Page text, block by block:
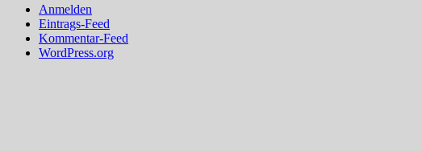
Anmelden
Eintrags-Feed
Kommentar-Feed
WordPress.org